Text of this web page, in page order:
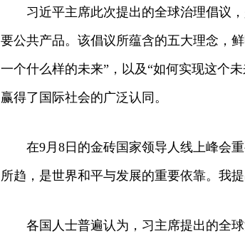
习近平主席此次提出的全球治理倡议，
要公共产品。该倡议所蕴含的五大理念，
一个什么样的未来”，以及“如何实现这个
赢得了国际社会的广泛认同。
在9月8日的金砖国家领导人线上峰会重
所趋，是世界和平与发展的重要依靠。我
各国人士普遍认为，习主席提出的全球